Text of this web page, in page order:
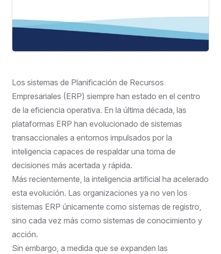
Los sistemas de Planificación de Recursos
Empresariales (ERP) siempre han estado en el centro
de la eficiencia operativa. En la última década, las
plataformas ERP han evolucionado de sistemas
transaccionales a entornos impulsados por la
inteligencia capaces de respaldar una toma de
decisiones más acertada y rápida.
Más recientemente, la inteligencia artificial ha acelerado
esta evolución. Las organizaciones ya no ven los
sistemas ERP únicamente como sistemas de registro,
sino cada vez más como sistemas de conocimiento y
acción.
Sin embargo, a medida que se expanden las